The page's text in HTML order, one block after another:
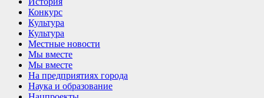
Конкурс
Культура
Культура
Местные новости
Мы вместе
Мы вместе
На предприятиях города
Наука и образование